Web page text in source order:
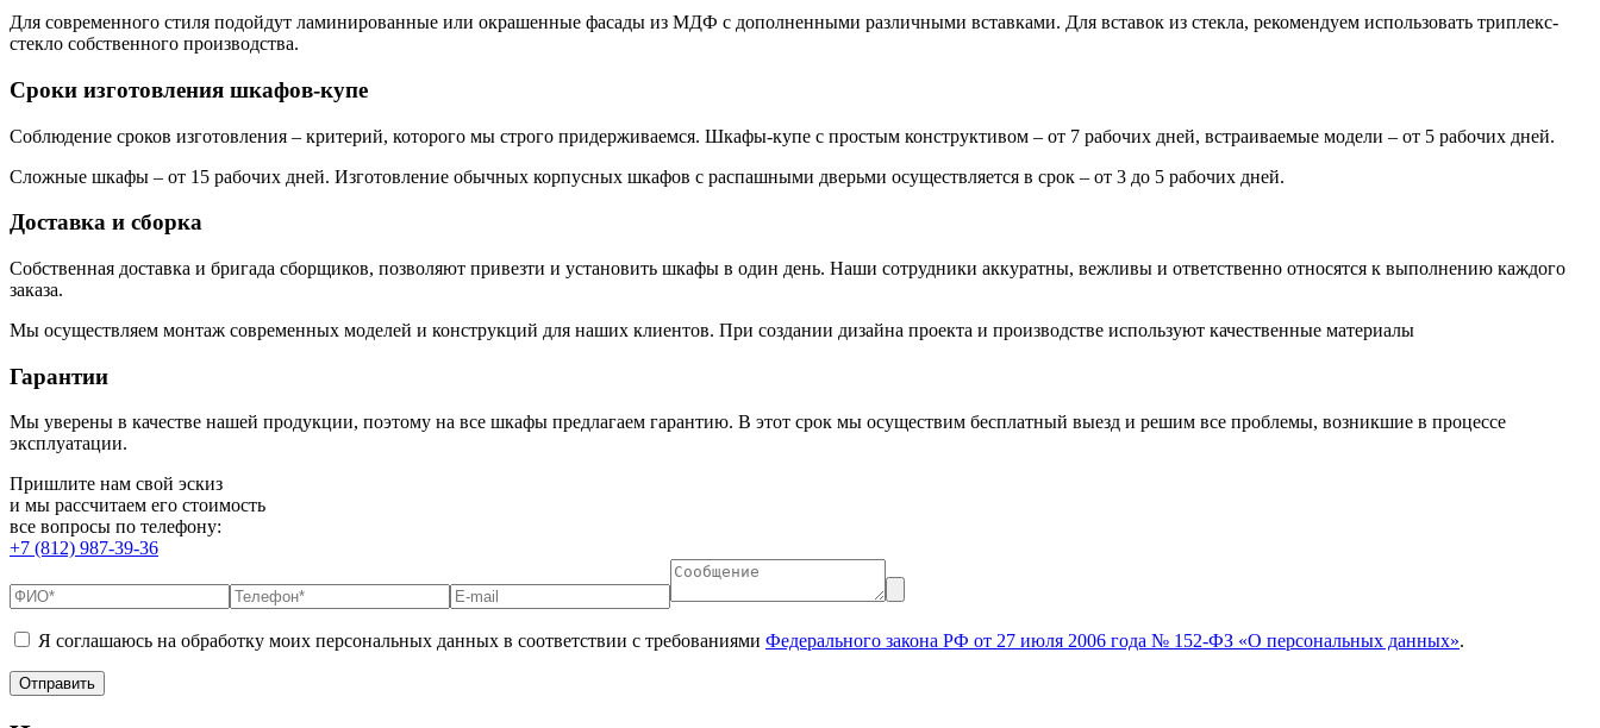
Для современного стиля подойдут ламинированные или окрашенные фасады из МДФ с дополненными различными вставками. Для вставок из стекла, рекомендуем использовать триплекс-
стекло собственного производства.
Сроки изготовления шкафов-купе
Соблюдение сроков изготовления – критерий, которого мы строго придерживаемся. Шкафы-купе с простым конструктивом – от 7 рабочих дней, встраиваемые модели – от 5 рабочих дней.
Сложные шкафы – от 15 рабочих дней. Изготовление обычных корпусных шкафов с распашными дверьми осуществляется в срок – от 3 до 5 рабочих дней.
Доставка и сборка
Собственная доставка и бригада сборщиков, позволяют привезти и установить шкафы в один день. Наши сотрудники аккуратны, вежливы и ответственно относятся к выполнению каждого
заказа.
Мы осуществляем монтаж современных моделей и конструкций для наших клиентов. При создании дизайна проекта и производстве используют качественные материалы
Гарантии
Мы уверены в качестве нашей продукции, поэтому на все шкафы предлагаем гарантию. В этот срок мы осуществим бесплатный выезд и решим все проблемы, возникшие в процессе
эксплуатации.
Пришлите нам свой эскиз
и мы рассчитаем его стоимость
все вопросы по телефону:
+7 (812) 987-39-36
Я соглашаюсь на обработку моих персональных данных в соответствии с требованиями Федерального закона РФ от 27 июля 2006 года № 152-ФЗ «О персональных данных».